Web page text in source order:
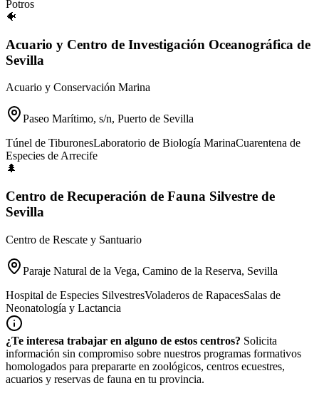
Potros
🐠
Acuario y Centro de Investigación Oceanográfica de
Sevilla
Acuario y Conservación Marina
Paseo Marítimo, s/n, Puerto de Sevilla
Túnel de TiburonesLaboratorio de Biología MarinaCuarentena de
Especies de Arrecife
🌲
Centro de Recuperación de Fauna Silvestre de
Sevilla
Centro de Rescate y Santuario
Paraje Natural de la Vega, Camino de la Reserva, Sevilla
Hospital de Especies SilvestresVoladeros de RapacesSalas de
Neonatología y Lactancia
¿Te interesa trabajar en alguno de estos centros? Solicita
información sin compromiso sobre nuestros programas formativos
homologados para prepararte en zoológicos, centros ecuestres,
acuarios y reservas de fauna en tu provincia.